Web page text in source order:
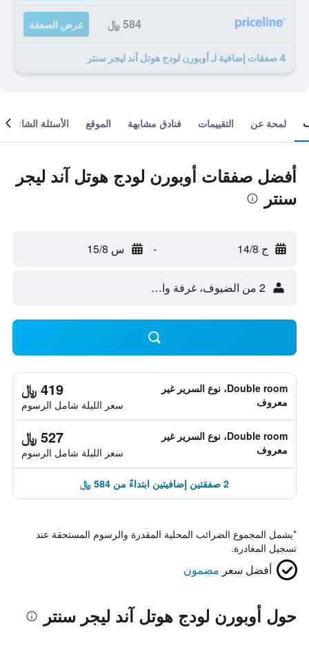
584 ﷼ عرض الصفقة
4 صفقات إضافية لـ أوبورن لودج هوتل آند ليجر سنتر
لمحة عن التقييمات فنادق مشابهة الموقع الأسئلة الشائعة
أفضل صفقات أوبورن لودج هوتل آند ليجر
سنتر
ج 14/8 - س 15/8
2 من الضيوف، غرفة واحدة
Double room، نوع السرير غير
معروف
419 ﷼
سعر الليلة شامل الرسوم
Double room، نوع السرير غير
معروف
527 ﷼
سعر الليلة شامل الرسوم
2 صفقتين إضافيتين ابتداءً من 584 ﷼
*يشمل المجموع الضرائب المحلية المقدرة والرسوم المستحقة عند
تسجيل المغادرة.
أفضل سعر مضمون
حول أوبورن لودج هوتل آند ليجر سنتر